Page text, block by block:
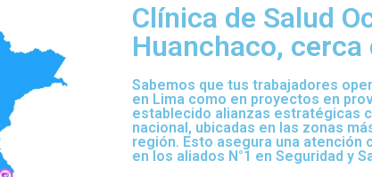
Clínica de Salud
Huanchaco, cerca
Sabemos que tus trabajadores
en Lima como en proyectos en
establecido alianzas estratégicas
nacional, ubicadas en las zonas
región. Esto asegura una atención
en los aliados N°1 en Seguridad y